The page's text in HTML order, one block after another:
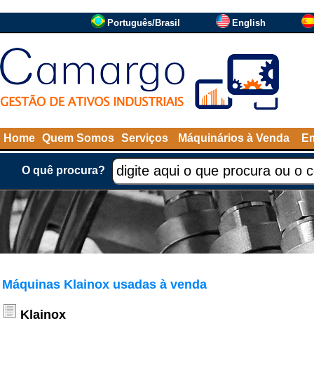
Português/Brasil English
Home Quem Somos Serviços Máquinários à Venda
O quê procura?
Máquinas Klainox usadas à venda
Klainox